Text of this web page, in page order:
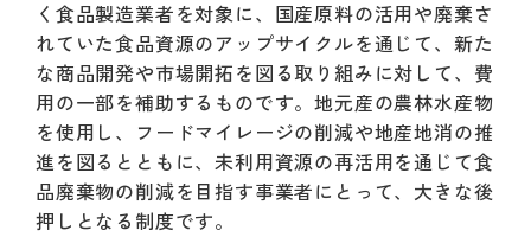
く食品製造業者を対象に、国産原料の活用や廃棄さ
れていた食品資源のアップサイクルを通じて、新た
な商品開発や市場開拓を図る取り組みに対して、費
用の一部を補助するものです。地元産の農林水産物
を使用し、フードマイレージの削減や地産地消の推
進を図るとともに、未利用資源の再活用を通じて食
品廃棄物の削減を目指す事業者にとって、大きな後
押しとなる制度です。